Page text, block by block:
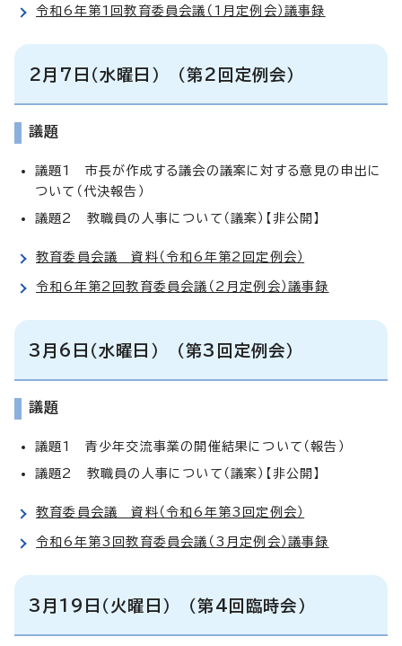
令和6年第1回教育委員会議（1月定例会）議事録
2月7日（水曜日） （第2回定例会）
議題
議題1 市長が作成する議会の議案に対する意見の申出に
ついて（代決報告）
議題2 教職員の人事について（議案）【非公開】
教育委員会議 資料（令和6年第2回定例会）
令和6年第2回教育委員会議（2月定例会）議事録
3月6日（水曜日） （第3回定例会）
議題
議題1 青少年交流事業の開催結果について（報告）
議題2 教職員の人事について（議案）【非公開】
教育委員会議 資料（令和6年第3回定例会）
令和6年第3回教育委員会議（3月定例会）議事録
3月19日（火曜日） （第4回臨時会）